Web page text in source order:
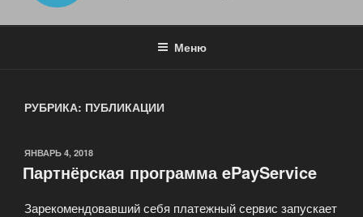
Меню
РУБРИКА: ПУБЛИКАЦИИ
ОПУБЛИКОВАНО
ЯНВАРЬ 4, 2018
Партнёрская программа ePayService
Зарекомендовавший себя платежный сервис запускает